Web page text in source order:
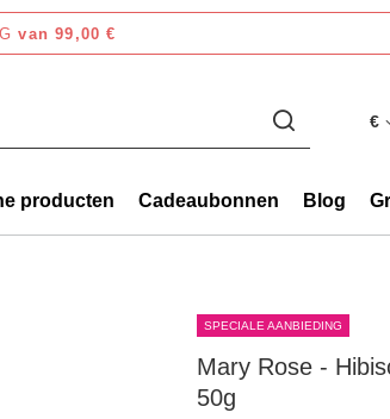
van 99,00 €
€
producten Cadeaubonnen Blog
SPECIALE AANBIEDING
Mary Rose -
50g